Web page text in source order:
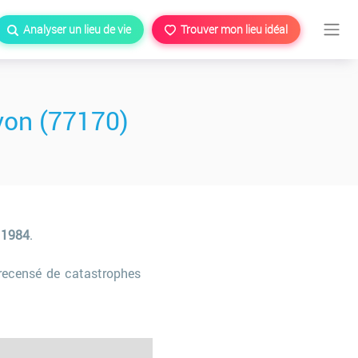
Analyser un lieu de vie Trouver mon lieu idéal
(77170)
.
de catastrophes